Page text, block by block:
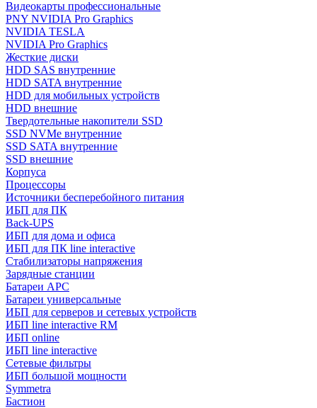
Видеокарты профессиональные
PNY NVIDIA Pro Graphics
NVIDIA TESLA
NVIDIA Pro Graphics
Жесткие диски
HDD SAS внутренние
HDD SATA внутренние
HDD для мобильных устройств
HDD внешние
Твердотельные накопители SSD
SSD NVMe внутренние
SSD SATA внутренние
SSD внешние
Корпуса
Процессоры
Источники бесперебойного питания
ИБП для ПК
Back-UPS
ИБП для дома и офиса
ИБП для ПК linе interactive
Стабилизаторы напряжения
Зарядные станции
Батареи APC
Батареи универсальные
ИБП для серверов и сетевых устройств
ИБП line interactive RM
ИБП online
ИБП linе interactive
Сетевые фильтры
ИБП большой мощности
Symmetra
Бастион